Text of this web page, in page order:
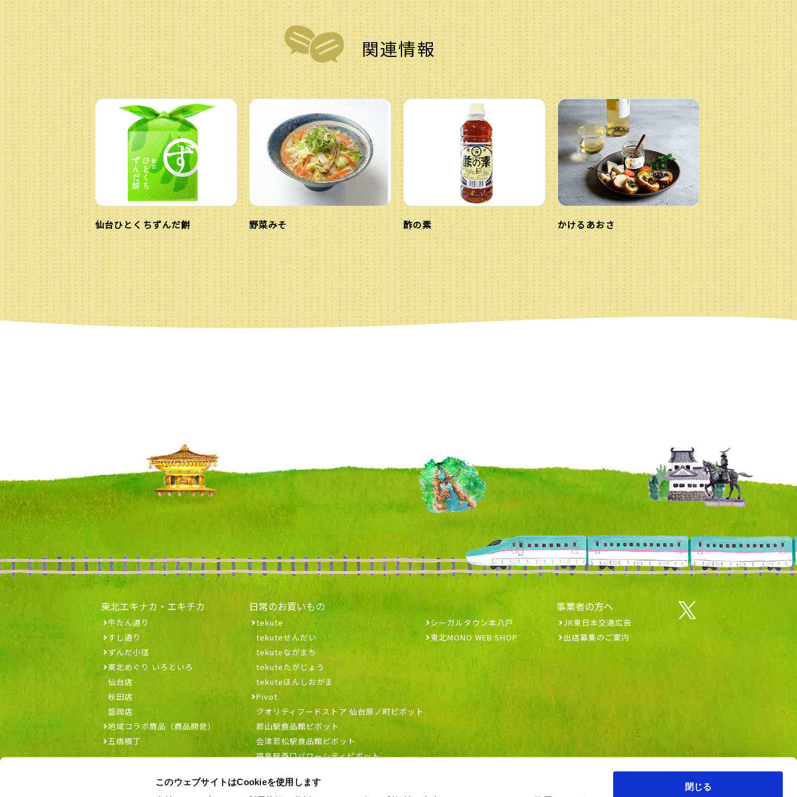
このウェブサイトはCookieを使用します
閉じる
関連情報
仙台ひとくちずんだ餅 野菜みそ 酢の素 かけるあおさ
東北エキナカ・エキチカ
牛たん通り
すし通り
ずんだ小径
東北めぐり いろといろ
仙台店
秋田店
盛岡店
地域コラボ商品（商品開発）
五橋横丁
日常のお買いもの
tekute
tekuteせんだい
tekuteながまち
tekuteたがじょう
tekuteほんしおがま
Pivot
クオリティフードストア 仙台原ノ町ピボット
郡山駅食品館ピボット
会津若松駅食品館ピボット
福島駅西口パワーシティピボット
シーガルタウン本八戸
東北MONO WEB SHOP
事業者の方へ
JR東日本交通広告
出店募集のご案内